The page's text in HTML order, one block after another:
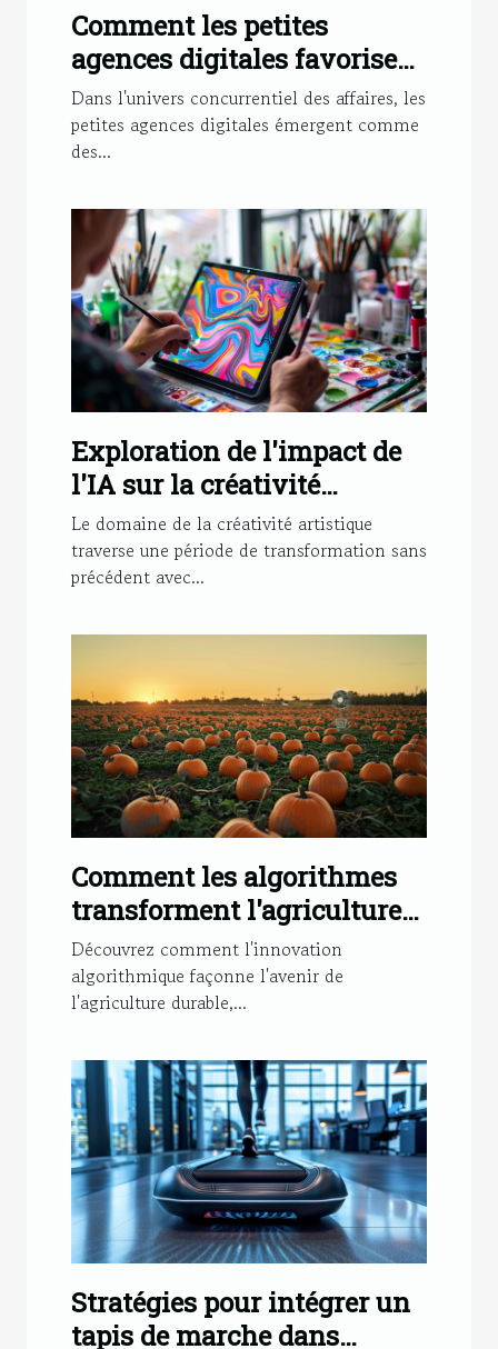
Comment les petites
agences digitales favorisent
le succès des PME
Dans l'univers concurrentiel des affaires, les
petites agences digitales émergent comme
des...
Exploration de l'impact de
l'IA sur la créativité
artistique et le dessin
Le domaine de la créativité artistique
traverse une période de transformation sans
précédent avec...
Comment les algorithmes
transforment l'agriculture
des citrouilles pour un futur
durable
Découvrez comment l'innovation
algorithmique façonne l'avenir de
l'agriculture durable,...
Stratégies pour intégrer un
tapis de marche dans